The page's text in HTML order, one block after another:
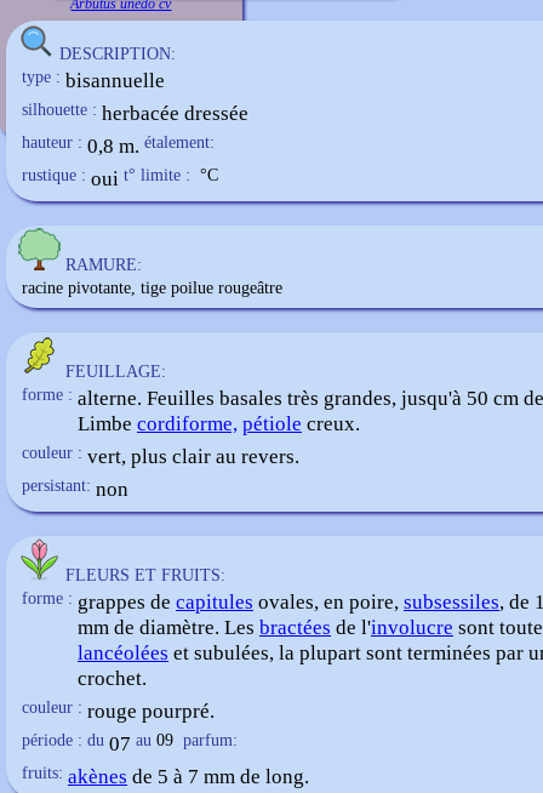
Arbutus unedo cv
DESCRIPTION:
type : bisannuelle
silhouette : herbacée dressée
hauteur : 0,8 m. étalement:
rustique : oui t° limite : °C
RAMURE:
racine pivotante, tige poilue rougeâtre
FEUILLAGE:
forme : alterne. Feuilles basales très grandes, jusqu'à 50 cm
Limbe cordiforme, pétiole creux.
couleur : vert, plus clair au revers.
persistant: non
FLEURS ET FRUITS:
forme : grappes de capitules ovales, en poire, subsessiles, de
mm de diamètre. Les bractées de l'involucre sont
lancéolées et subulées, la plupart sont terminées par
crochet.
couleur : rouge pourpré.
période : du 07 au 09 parfum:
fruits: akènes de 5 à 7 mm de long.